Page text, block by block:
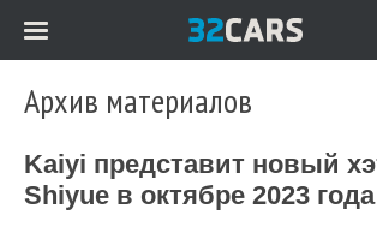
Архив материалов
Kaiyi представит новый
Shiyue в октябре 2023 года